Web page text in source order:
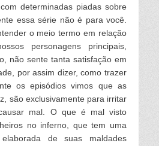
determinadas piadas sobre
essa série não é para você.
o meio termo em relação
personagens principais,
não sente tanta satisfação em
por assim dizer, como trazer
os episódios vimos que as
são exclusivamente para irritar
mal. O que é mal visto
no inferno, que tem uma
de suas maldades